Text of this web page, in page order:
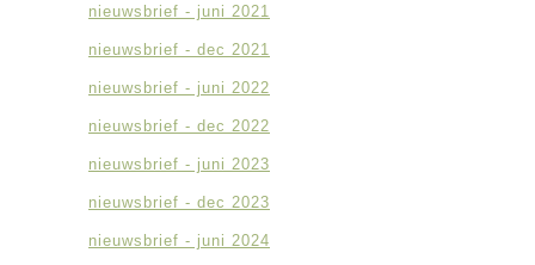
nieuwsbrief - juni 2021
nieuwsbrief - dec 2021
nieuwsbrief - juni 2022
nieuwsbrief - dec 2022
nieuwsbrief - juni 2023
nieuwsbrief - dec 2023
nieuwsbrief - juni 2024